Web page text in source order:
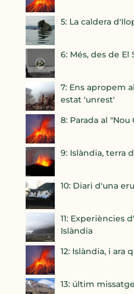
5: La caldera
6: Més, des de El
7: Ens apropem
estat 'unrest'
8: Parada al "Nou
9: Islàndia, terra
10: Diari d'una
11: Experiències
Islàndia
12: Islàndia, i ara
13: últim